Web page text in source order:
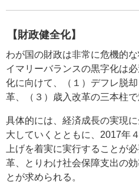
【財政健全化】
わが国の財政は非常に危機的
イマリーバランスの黒字化は
化に向けて、（１）デフレ脱
革、（３）歳入改革の三本柱
具体的には、経済成長の実現
大していくとともに、2017年
上げを着実に実行することが
革、とりわけ社会保障支出の
とが求められる。